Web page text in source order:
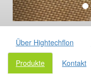
Über Hightechflon
Produkte Kontakt